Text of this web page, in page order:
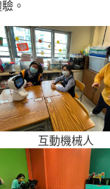
。
互動機械人